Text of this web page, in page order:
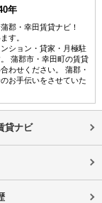
年
郡・幸田賃貸ナビ！
す。
ション・貸家・月極駐
蒲郡市・幸田町の賃貸
わせください。 蒲郡・
お手伝いをさせていた
貸ナビ